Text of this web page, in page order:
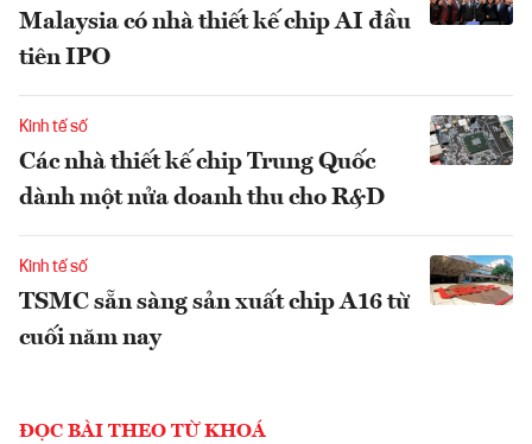
Malaysia có nhà thiết kế chip AI đầu
tiên IPO
Kinh tế số
Các nhà thiết kế chip Trung Quốc
dành một nửa doanh thu cho R&D
Kinh tế số
TSMC sẵn sàng sản xuất chip A16 từ
cuối năm nay
ĐỌC BÀI THEO TỪ KHOÁ